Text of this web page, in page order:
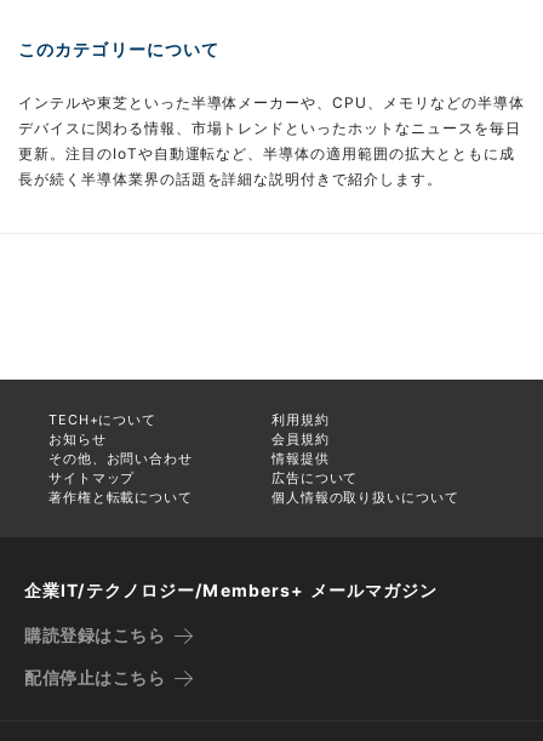
このカテゴリーについて
インテルや東芝といった半導体メーカーや、CPU、メモリなどの半導体
デバイスに関わる情報、市場トレンドといったホットなニュースを毎日
更新。注目のIoTや自動運転など、半導体の適用範囲の拡大とともに成
長が続く半導体業界の話題を詳細な説明付きで紹介します。
TECH+について
利用規約
お知らせ
会員規約
その他、お問い合わせ
情報提供
サイトマップ
広告について
著作権と転載について
個人情報の取り扱いについて
企業IT/テクノロジー/Members+ メールマガジン
購読登録はこちら
配信停止はこちら